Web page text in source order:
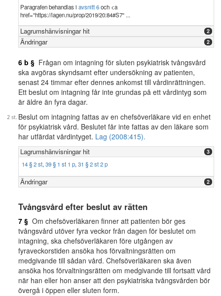
Paragrafen behandlas i avsnitt 6och <a
href="https://lagen.nu/prop/2019/20:84#S7" ...
Lagrumshänvisningar hit 2
Ändringar 2
6 b § Frågan om intagning för sluten psykiatrisk tvångsvård
ska avgöras skyndsamt efter undersökning av patienten,
senast 24 timmar efter dennes ankomst till vårdinrättningen.
Ett beslut om intagning får inte grundas på ett vårdintyg som
är äldre än fyra dagar.
Beslut om intagning fattas av en chefsöverläkare vid en enhet
för psykiatrisk vård. Beslutet får inte fattas av den läkare som
har utfärdat vårdintyget. Lag (2008:415).
Lagrumshänvisningar hit 3
14 § 2 st,39 § 1 st 1 p,31 § 2 st 2 p
Ändringar 2
Tvångsvård efter beslut av rätten
7 § Om chefsöverläkaren finner att patienten bör ges
tvångsvård utöver fyra veckor från dagen för beslutet om
intagning, ska chefsöverläkaren före utgången av
fyraveckorstiden ansöka hos förvaltningsrätten om
medgivande till sådan vård. Chefsöverläkaren ska även
ansöka hos förvaltningsrätten om medgivande till fortsatt vård
när han eller hon anser att den psykiatriska tvångsvården bör
övergå i öppen eller sluten form.